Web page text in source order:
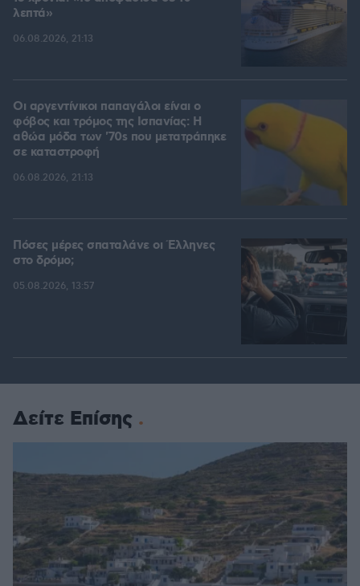
λεπτά»
06.08.2026, 21:13
Οι αργεντίνικοι παπαγάλοι είναι ο
φόβος και τρόμος της Ισπανίας: Η
αθώα μόδα των '70s που μετατράπηκε
σε καταστροφή
06.08.2026, 21:13
Πόσες μέρες σπαταλάνε οι Έλληνες
στο δρόμο;
05.08.2026, 13:57
Δείτε Επίσης